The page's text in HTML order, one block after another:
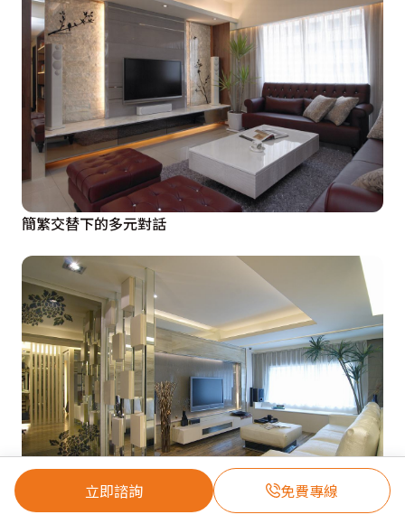
立即諮詢 免費專線
簡繁交替下的多元對話
永康街